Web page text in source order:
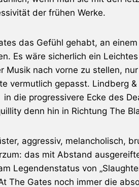
der frühen Werke.
das Gefühl gehabt, an
Es wäre sicherlich ein
nach vorne zu stellen,
vermutlich gepasst. Lindberg
die progressivere Ecke des
denn hin in Richtung The
aggressiv, melancholisch,
das mit Abstand
Legendenstatus von
The Gates noch immer die